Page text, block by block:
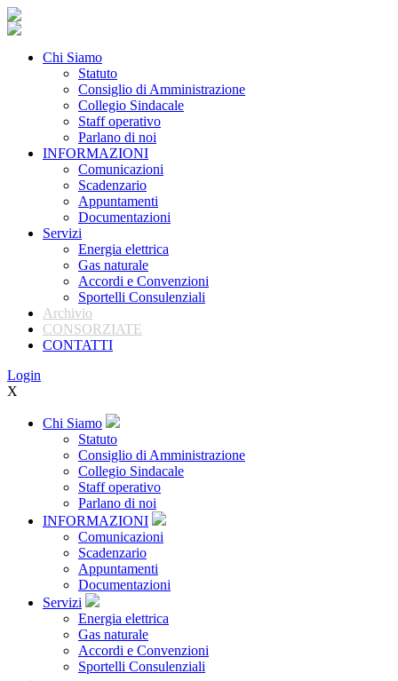
Chi Siamo
Statuto
Consiglio di Amministrazione
Collegio Sindacale
Staff operativo
Parlano di noi
INFORMAZIONI
Comunicazioni
Scadenzario
Appuntamenti
Documentazioni
Servizi
Energia elettrica
Gas naturale
Accordi e Convenzioni
Sportelli Consulenziali
Archivio
CONSORZIATE
CONTATTI
Login
X
Chi Siamo
Statuto
Consiglio di Amministrazione
Collegio Sindacale
Staff operativo
Parlano di noi
INFORMAZIONI
Comunicazioni
Scadenzario
Appuntamenti
Documentazioni
Servizi
Energia elettrica
Gas naturale
Accordi e Convenzioni
Sportelli Consulenziali